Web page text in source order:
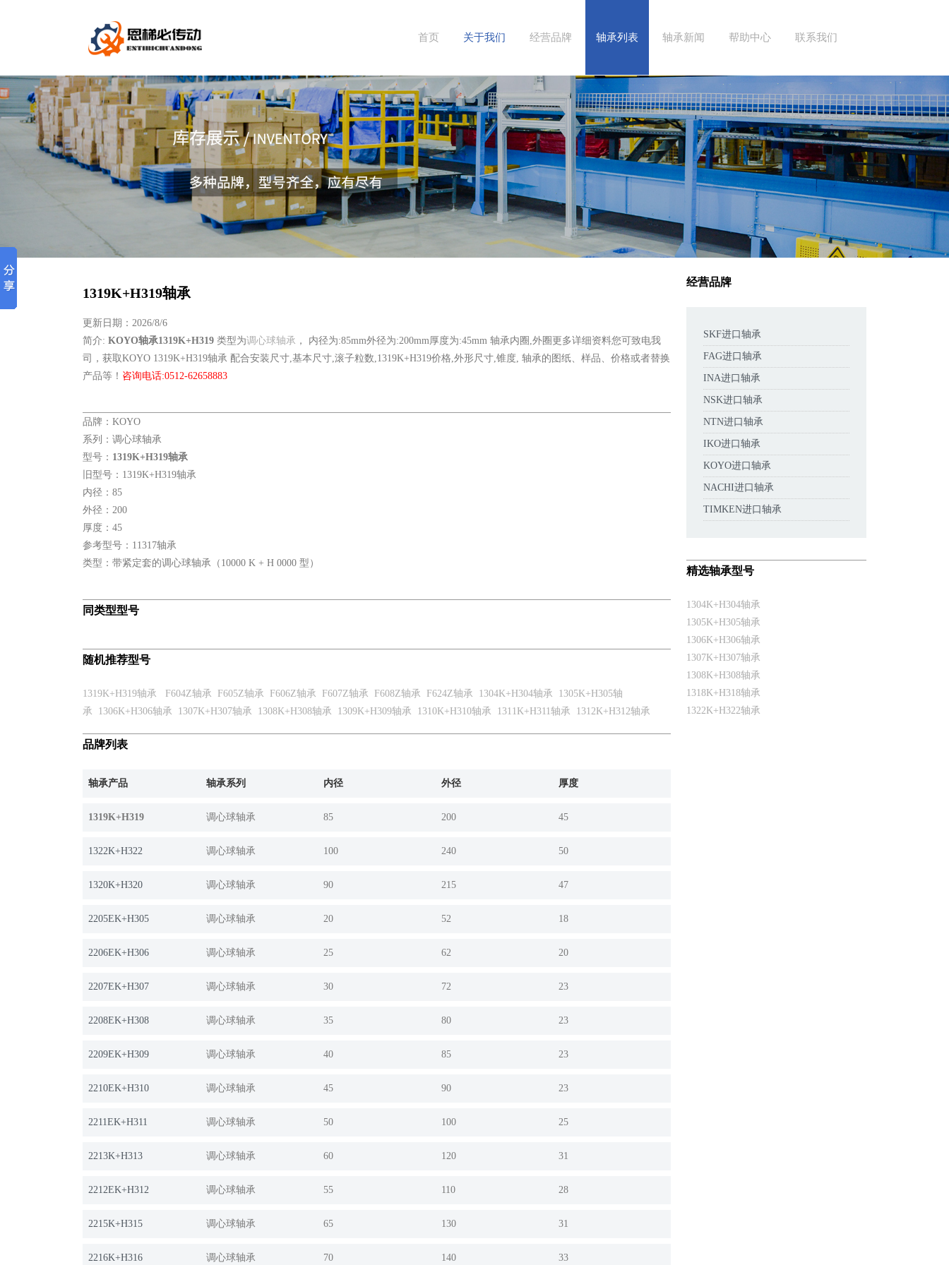
首页 关于我们 经营品牌 轴承列表 轴承新闻 帮助中心 联系我们
1319K+H319轴承
更新日期：2026/8/6
简介: KOYO轴承1319K+H319 类型为调心球轴承 ， 内径为:85mm外径为:200mm厚度为:45mm 轴承内圈,外圈更多详细资料您可致电我
司，获取KOYO 1319K+H319轴承 配合安装尺寸,基本尺寸,滚子粒数,1319K+H319价格,外形尺寸,锥度, 轴承的图纸、样品、价格或者替换
产品等！ 咨询电话:0512-62658883
品牌：KOYO
系列：调心球轴承
型号： 1319K+H319轴承
旧型号：1319K+H319轴承
内径：85
外径：200
厚度：45
参考型号：11317轴承
类型：带紧定套的调心球轴承（10000 K + H 0000 型）
同类型型号
随机推荐型号
1319K+H319轴承 F604Z轴承 F605Z轴承 F606Z轴承 F607Z轴承 F608Z轴承 F624Z轴承 1304K+H304轴承
1305K+H305轴
承
1306K+H306轴承 1307K+H307轴承 1308K+H308轴承 1309K+H309轴承 1310K+H310轴承 1311K+H311轴承 1312K+H312轴承
品牌列表
轴承产品 轴承系列 内径 外径 厚度
1319K+H319 调心球轴承 85 200 45
1322K+H322 调心球轴承 100 240 50
1320K+H320 调心球轴承 90 215 47
2205EK+H305 调心球轴承 20 52 18
2206EK+H306 调心球轴承 25 62 20
2207EK+H307 调心球轴承 30 72 23
2208EK+H308 调心球轴承 35 80 23
2209EK+H309 调心球轴承 40 85 23
2210EK+H310 调心球轴承 45 90 23
2211EK+H311 调心球轴承 50 100 25
2213K+H313 调心球轴承 60 120 31
2212EK+H312 调心球轴承 55 110 28
2215K+H315 调心球轴承 65 130 31
2216K+H316 调心球轴承 70 140 33
经营品牌
SKF进口轴承
FAG进口轴承
INA进口轴承
NSK进口轴承
NTN进口轴承
IKO进口轴承
KOYO进口轴承
NACHI进口轴承
TIMKEN进口轴承
精选轴承型号
1304K+H304轴承
1305K+H305轴承
1306K+H306轴承
1307K+H307轴承
1308K+H308轴承
1318K+H318轴承
1322K+H322轴承